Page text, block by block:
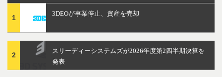
1
3DEOが事業停止、資産を売却
2
スリーディーシステムズが2026年度第2四半期決算を
発表